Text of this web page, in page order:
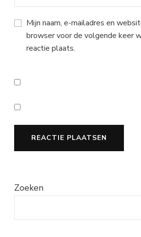
Mijn naam, e-mailadres en
browser voor de volgende keer
reactie plaats.
Zoeken